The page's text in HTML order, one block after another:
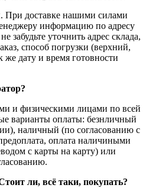
При доставке нашими силами
информацию по адресу
забудьте уточнить адрес склада,
способ погрузки (верхний,
же дату и время готовности
и физическими лицами по всей
варианты оплаты: безнличный
наличный (по согласованию с
оплата наличиными
с карты на карту) или
ли, всё таки, покупать?